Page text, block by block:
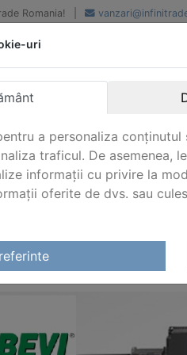
Romania!
renume
National si international
MOTOARE
uri
a personaliza
traficul. De asemenea,
informații cu privire la
oferite de dvs. sau